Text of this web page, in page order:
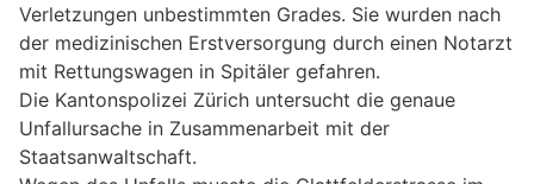
Verletzungen unbestimmten Grades. Sie wurden nach
der medizinischen Erstversorgung durch einen Notarzt
mit Rettungswagen in Spitäler gefahren.
Die Kantonspolizei Zürich untersucht die genaue
Unfallursache in Zusammenarbeit mit der
Staatsanwaltschaft.